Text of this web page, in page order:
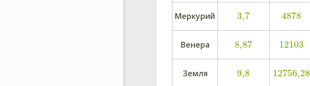
Меркурий 3,7 4878
Венера 8,87 12103
Земля 9,8 12756,28